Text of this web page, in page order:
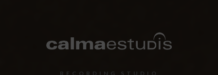
RECORDING STUDIO